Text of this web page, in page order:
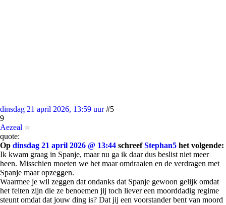
dinsdag 21 april 2026, 13:59 uur #5
9
Aezeal
quote:
Op dinsdag 21 april 2026 @ 13:44 schreefStephan5 het volgende:
Ik kwam graag in Spanje, maar nu ga ik daar dus beslist niet meer
heen. Misschien moeten we het maar omdraaien en de verdragen met
Spanje maar opzeggen.
Waarmee je wil zeggen dat ondanks dat Spanje gewoon gelijk omdat
het feiten zijn die ze benoemen jij toch liever een moorddadig regime
steunt omdat dat jouw ding is? Dat jij een voorstander bent van moord